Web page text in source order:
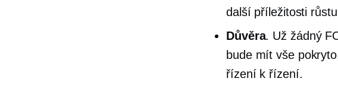
další příležitosti
Důvěra. Už žádný
bude mít vše
řízení k řízení.